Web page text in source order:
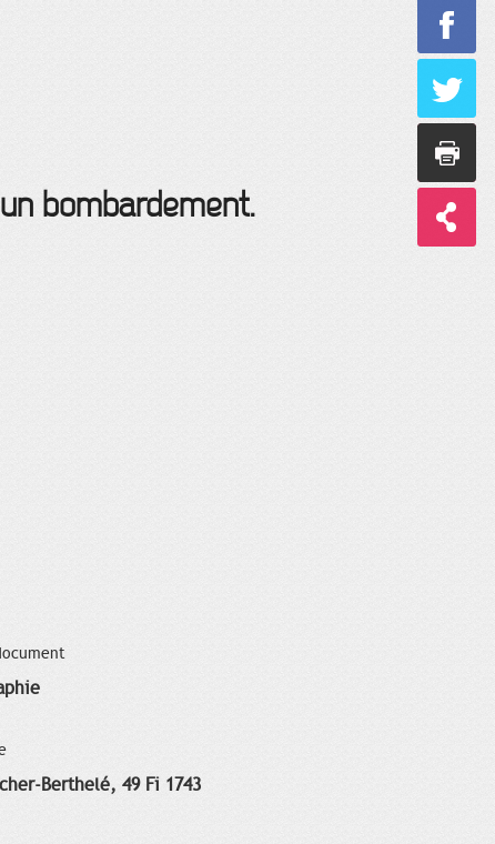
bombardement.
Berthelé, 49 Fi 1743